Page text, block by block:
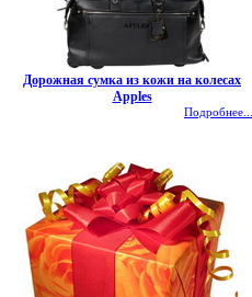
Дорожная сумка из кожи на колесах
Apples
Подробнее...